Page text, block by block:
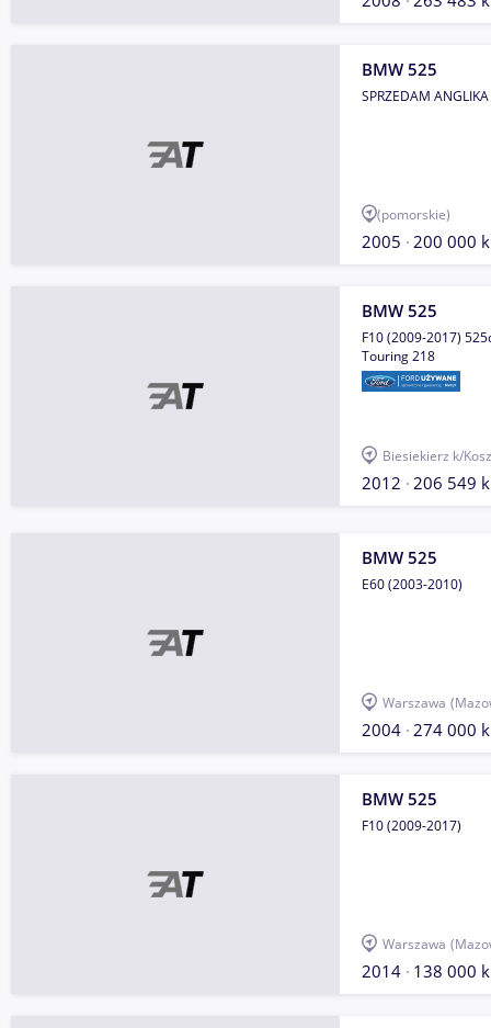
BMW 525
SPRZEDAM
(pomorskie)
2005 200 000
BMW 525
F10 (2009-2017)
Touring 218
Biesiekierz k/
2012 206 549
BMW 525
E60 (2003-2010)
Warszawa
2004 274 000
BMW 525
F10 (2009-2017)
Warszawa
2014 138 000